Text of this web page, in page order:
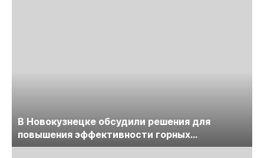
В Новокузнецке обсудили решения для
повышения эффективности горных
предприятий